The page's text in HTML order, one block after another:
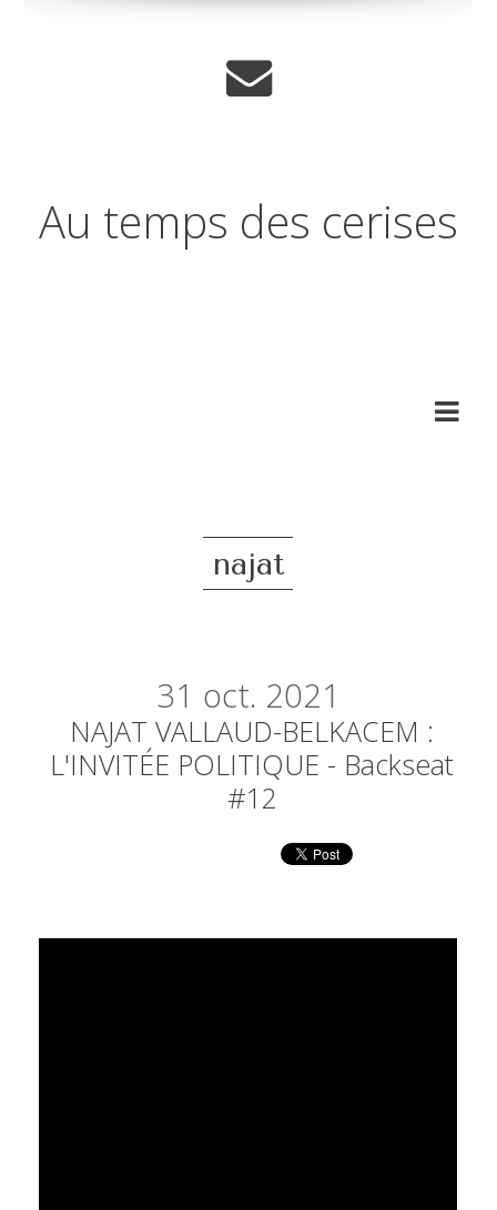
Au temps des cerises
najat
31 oct. 2021
NAJAT VALLAUD-BELKACEM :
L'INVITÉE POLITIQUE - Backseat
#12